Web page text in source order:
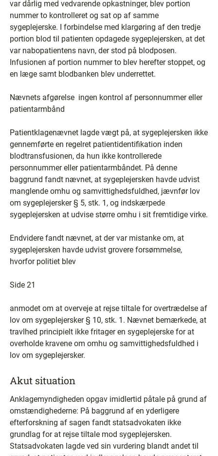
var dårlig med vedvarende opkastninger, blev portion
nummer to kontrolleret og sat op af samme
sygeplejerske. I forbindelse med klargøring af den tredje
portion blod til patienten opdagede sygeplejersken, at det
var nabopatientens navn, der stod på blodposen.
Infusionen af portion nummer to blev herefter stoppet, og
en læge samt blodbanken blev underrettet.
Nævnets afgørelse ­ ingen kontrol af personnummer eller
patientarmbånd
Patientklagenævnet lagde vægt på, at sygeplejersken ikke
gennemførte en regelret patientidentifikation inden
blodtransfusionen, da hun ikke kontrollerede
personnummer eller patientarmbåndet. På denne
baggrund fandt nævnet, at sygeplejersken havde udvist
manglende omhu og samvittighedsfuldhed, jævnfør lov
om sygeplejersker § 5, stk. 1, og indskærpede
sygeplejersken at udvise større omhu i sit fremtidige virke.
Endvidere fandt nævnet, at der var mistanke om, at
sygeplejersken havde udvist grovere forsømmelse,
hvorfor politiet blev
Side 21
anmodet om at overveje at rejse tiltale for overtrædelse af
lov om sygeplejersker § 10, stk. 1. Nævnet bemærkede, at
travlhed principielt ikke fritager en sygeplejerske for at
overholde kravene om omhu og samvittighedsfuldhed i
lov om sygeplejersker.
Akut situation
Anklagemyndigheden opgav imidlertid påtale på grund af
omstændighederne: På baggrund af en yderligere
efterforskning af sagen fandt statsadvokaten ikke
grundlag for at rejse tiltale mod sygeplejersken.
Statsadvokaten lagde ved sin vurdering blandt andet til